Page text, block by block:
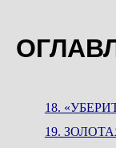
18.
19.